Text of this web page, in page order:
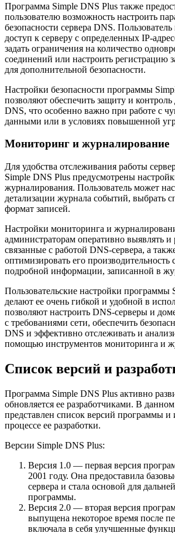
Программа Simple DNS Plus также
пользователю возможность настроить
безопасности сервера DNS.
доступ к серверу с определенных IP-
задать ограничения на количество
соединений или настроить регистрацию
для дополнительной безопасности.
Настройки безопасности программы
позволяют обеспечить защиту и контроль
DNS, что особенно важно при работе с
данными или в условиях повышенной
Мониторинг и журналирование
Для удобства отслеживания работы
Simple DNS Plus предусмотрены
журналирования. Пользователь может
детализации журнала событий, выбрать
формат записей.
Настройки мониторинга и
администраторам оперативно выявлять
связанные с работой DNS-сервера, а
оптимизировать его
подробной информации, записанной в
Пользовательские настройки программы
делают ее очень гибкой и удобной в
позволяют настроить DNS-серверы и
с требованиями сети, обеспечить
DNS и эффективно отслеживать и
помощью инструментов мониторинга и
Список версий и
Программа Simple DNS Plus активно
обновляется ее разработчиками. В данном
представлен список версий программы
процессе ее разработки.
Версии Simple DNS Plus:
Версия 1.0 — первая версия
2001 году. Она предоставила
сервера и стала основой для
программы.
Версия 2.0 — вторая версия
выпущена некоторое время после
включала в себя улучшенные